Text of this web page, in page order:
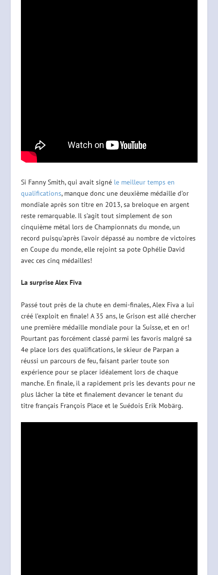
Si Fanny Smith, qui avait signé le meilleur temps en
qualifications, manque donc une deuxième médaille d’or
mondiale après son titre en 2013, sa breloque en argent
reste remarquable. Il s’agit tout simplement de son
cinquième métal lors de Championnats du monde, un
record puisqu’après l’avoir dépassé au nombre de victoires
en Coupe du monde, elle rejoint sa pote Ophélie David
avec ces cinq médailles!
La surprise Alex Fiva
Passé tout près de la chute en demi-finales, Alex Fiva a lui
créé l’exploit en finale! A 35 ans, le Grison est allé chercher
une première médaille mondiale pour la Suisse, et en or!
Pourtant pas forcément classé parmi les favoris malgré sa
4e place lors des qualifications, le skieur de Parpan a
réussi un parcours de feu, faisant parler toute son
expérience pour se placer idéalement lors de chaque
manche. En finale, il a rapidement pris les devants pour ne
plus lâcher la tête et finalement devancer le tenant du
titre français François Place et le Suédois Erik Mobärg.